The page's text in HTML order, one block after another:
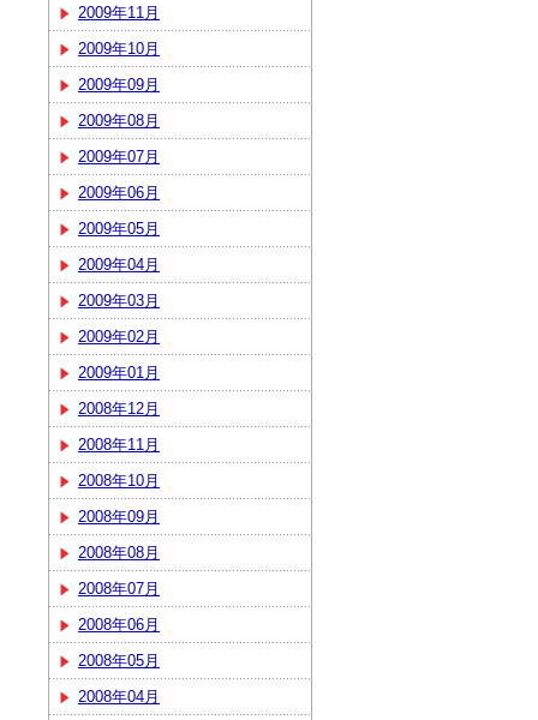
2009年11月
2009年10月
2009年09月
2009年08月
2009年07月
2009年06月
2009年05月
2009年04月
2009年03月
2009年02月
2009年01月
2008年12月
2008年11月
2008年10月
2008年09月
2008年08月
2008年07月
2008年06月
2008年05月
2008年04月